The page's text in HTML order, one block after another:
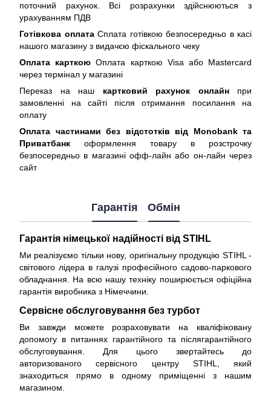
поточний рахунок. Всі розрахунки здійснюються з
урахуванням ПДВ
Готівкова оплатаСплата готівкою безпосередньо в касі
нашого магазину з видачєю фіскального чеку
Оплата карткою Оплата карткою Visa або Mastercard
через термінал у магазині
Переказ на наш картковий рахунок онлайнпри
замовленні на сайті після отримання посилання на
оплату
Оплата частинами без відстотків від Monobank та
Приватбанк оформлення товару в розстрочку
безпосередньо в магазині офф-лайн або он-лайн через
сайт
Гарантія Обмін
Гарантія німецької надійності від STIHL
Ми реалізуємо тільки нову, оригінальну продукцію STIHL -
світового лідера в галузі професійного садово-паркового
обладнання. На всю нашу техніку поширюється офіційна
гарантія виробника з Німеччини
Сервісне обслуговування без турбот
Ви завжди можете розраховувати на кваліфіковану
допомогу в питаннях гарантійного та післягарантійного
обслуговування. Для цього звертайтесь до
авторизованого сервісного центру STIHL, який
знаходиться прямо в одному приміщенні з нашим
магазином.